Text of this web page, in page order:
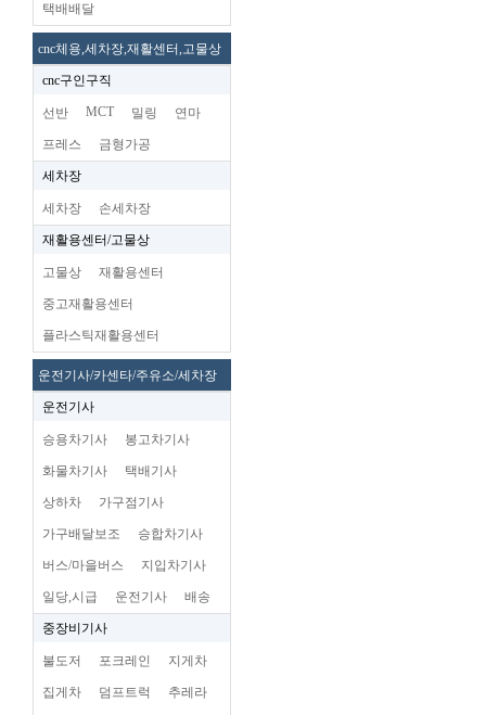
택배배달
cnc체용,세차장,재활센터,고물상
cnc구인구직
선반 MCT 밀링 연마
프레스 금형가공
세차장
세차장 손세차장
재활용센터/고물상
고물상 재활용센터
중고재활용센터
플라스틱재활용센터
운전기사/카센타/주유소/세차장
운전기사
승용차기사 봉고차기사
화물차기사 택배기사
상하차 가구점기사
가구배달보조 승합차기사
버스/마을버스 지입차기사
일당,시급 운전기사 배송
중장비기사
불도저 포크레인 지게차
집게차 덤프트럭 추레라